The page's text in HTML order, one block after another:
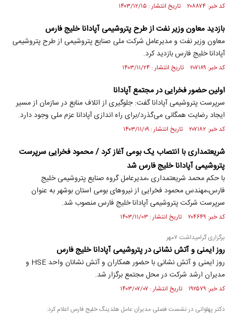
کد خبر: ۲۰۸۸۷۴ تاریخ انتشار : ۱۴۰۳/۱۲/۱۵
بازدید معاون وزیر نفت از طرح پتروشیمی آپادانا خلیج فارس
معاون وزیر نفت و مدیرعامل شرکت ملی صنایع پتروشیمی از طرح پتروشیمی
آپادانا خلیج فارس بازدید کرد.
کد خبر: ۲۰۷۱۸۹ تاریخ انتشار : ۱۴۰۳/۱۱/۲۴
اولین حضور فخرایی در مجتمع آپادانا
سرپرست پتروشیمی آپادانا گفت: جلوگیری از اتلاف منابع در سازمان از مسیر
ایجاد رضایت همگانی می‌گذرد/برای راه اندازی آپادانا عزم ملی وجود دارد.
کد خبر: ۲۰۷۱۸۲ تاریخ انتشار : ۱۴۰۳/۱۱/۰۹
شریعتمداری با انتصاب یک بومی آغاز کرد / محمود فخرایی سرپرست
پتروشیمی آپادانا خلیج فارس شد
با حکم محمد شریعتمداری ،مدیرعامل گروه صنایع پتروشیمی خلیج
فارس،مهندس محمود فخرایی از نیروهای بومی استان بوشهر به عنوان
سرپرست شرکت پتروشیمی آپادانا خلیج فارس منصوب شد.
کد خبر: ۲۰۴۶۴۹ تاریخ انتشار : ۱۴۰۳/۱۱/۰۳
برگزاری گرامیداشت ۷مهر
روز ایمنی و آتش نشانی در پتروشیمی آپادانا خلیج فارس
روز ایمنی و آتش نشانی با حضور همکاران و آتش نشانان واحد HSE و
مدیران ارشد شرکت در محل مجتمع برگزار شد.
کد خبر: ۱۹۲۵۷۹ تاریخ انتشار : ۱۴۰۳/۰۷/۰۷
دکتر پهلوانی در نشست فصلی مدیران عامل هلدینگ خلیج فارس اعلام کرد: